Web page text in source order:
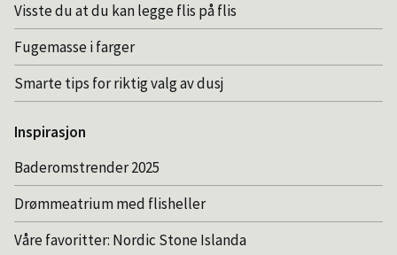
Visste du at du kan legge flis på flis
Fugemasse i farger
Smarte tips for riktig valg av dusj
Inspirasjon
Baderomstrender 2025
Drømmeatrium med flisheller
Våre favoritter: Nordic Stone Islanda